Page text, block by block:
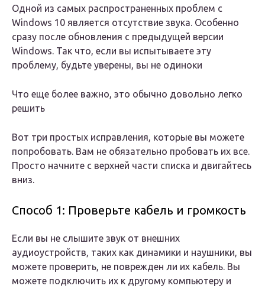
Одной из самых распространенных проблем с
Windows 10 является отсутствие звука. Особенно
сразу после обновления с предыдущей версии
Windows. Так что, если вы испытываете эту
проблему, будьте уверены, вы не одиноки
Что еще более важно, это обычно довольно легко
решить
Вот три простых исправления, которые вы можете
попробовать. Вам не обязательно пробовать их все.
Просто начните с верхней части списка и двигайтесь
вниз.
Способ 1: Проверьте кабель и громкость
Если вы не слышите звук от внешних
аудиоустройств, таких как динамики и наушники, вы
можете проверить, не поврежден ли их кабель. Вы
можете подключить их к другому компьютеру и